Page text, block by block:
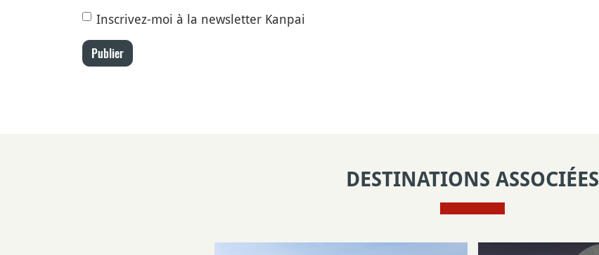
Inscrivez-moi à la newsletter Kanpai
Publier
DESTINATIONS ASSOCIÉES